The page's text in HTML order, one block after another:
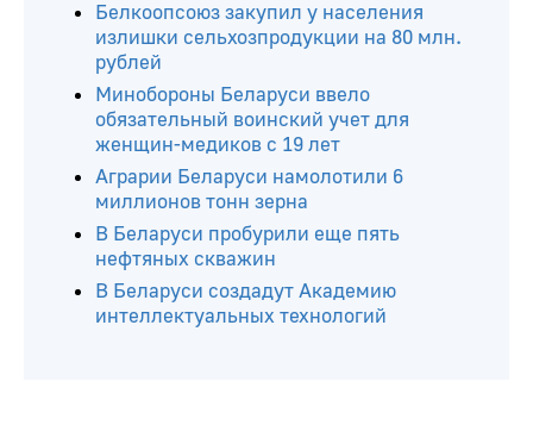
Белкоопсоюз закупил у населения
излишки сельхозпродукции на 80 млн.
рублей
Минобороны Беларуси ввело
обязательный воинский учет для
женщин-медиков с 19 лет
Аграрии Беларуси намолотили 6
миллионов тонн зерна
В Беларуси пробурили еще пять
нефтяных скважин
В Беларуси создадут Академию
интеллектуальных технологий